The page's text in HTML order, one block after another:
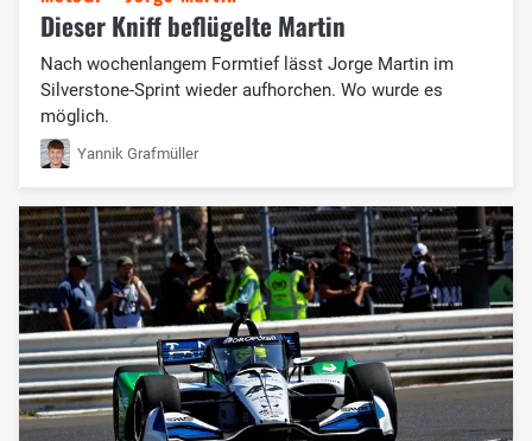
Dieser Kniff beflügelte Martin
Nach wochenlangem Formtief lässt Jorge Martin im
Silverstone-Sprint wieder aufhorchen. Wo wurde es
möglich.
Yannik Grafmüller